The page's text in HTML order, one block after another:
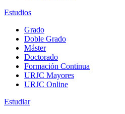
Estudios
Grado
Doble Grado
Máster
Doctorado
Formación Continua
URJC Mayores
URJC Online
Estudiar